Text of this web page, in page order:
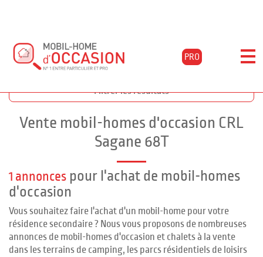
PRO
Accueil Acheter Annonces sagane 68t
Filtrer les résultats
Vente mobil-homes d'occasion CRL
Sagane 68T
1 annonces pour l'achat de mobil-homes
d'occasion
Vous souhaitez faire l'achat d'un mobil-home pour votre
résidence secondaire ? Nous vous proposons de nombreuses
annonces de mobil-homes d'occasion et chalets à la vente
dans les terrains de camping, les parcs résidentiels de loisirs